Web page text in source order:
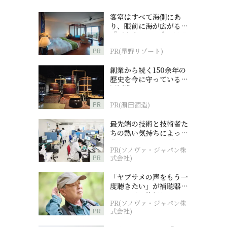
PR
客室はすべて海側にあ
り、眼前に海が広がる
『西表島ホテル by 星野
PR(星野リゾート)
PR
創業から続く150余年の
歴史を今に守っている濵
田酒造
PR(濵田酒造)
PR
最先端の技術と技術者た
ちの熱い気持ちによって
作られているオーダーメ
イド補聴器
PR(ソノヴァ・ジャパン株
式会社)
PR
「ヤブサメの声をもう一
度聴きたい」が補聴器チ
ャレンジの後押しに
PR(ソノヴァ・ジャパン株
式会社)